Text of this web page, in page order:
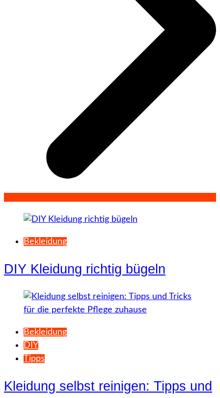
Bekleidung
DIY Kleidung richtig bügeln
Bekleidung
DIY
Tipps
Kleidung selbst reinigen: Tipps und